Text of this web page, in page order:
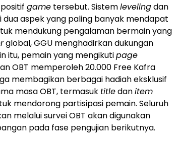
game tersebut. Sistemlevelingdan
dua aspek yang paling banyak mendapat
mendukung pengalaman bermain yang
global, GGU menghadirkan dukungan
itu, pemain yang mengikutipage
OBT memperoleh 20.000 Free Kafra
membagikan berbagai hadiah eksklusif
masa OBT, termasuk titledanitem
mendorong partisipasi pemain. Seluruh
melalui survei OBT akan digunakan
pada fase pengujian berikutnya.